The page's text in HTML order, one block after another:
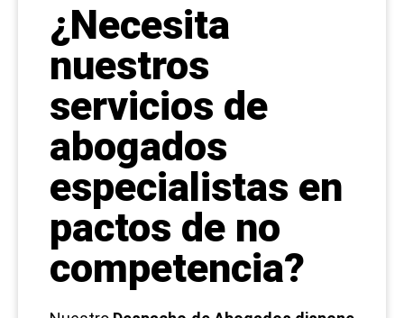
¿Necesita
nuestros
servicios de
abogados
especialistas en
pactos de no
competencia?